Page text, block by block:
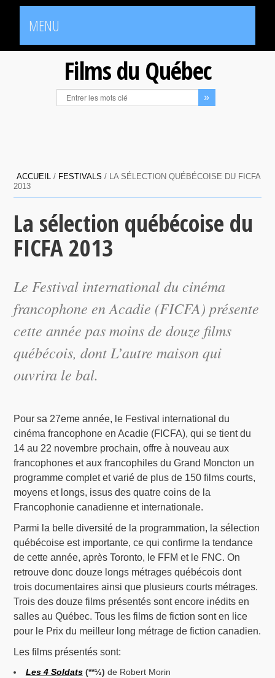
MENU
Films du Québec
ACCUEIL / FESTIVALS / LA SÉLECTION QUÉBÉCOISE DU FICFA
2013
La sélection québécoise du
FICFA 2013
Le Festival international du cinéma
francophone en Acadie (FICFA) présente
cette année pas moins de douze films
québécois, dont L’autre maison qui
ouvrira le bal.
Pour sa 27eme année, le Festival international du
cinéma francophone en Acadie (FICFA), qui se tient du
14 au 22 novembre prochain, offre à nouveau aux
francophones et aux francophiles du Grand Moncton un
programme complet et varié de plus de 150 films courts,
moyens et longs, issus des quatre coins de la
Francophonie canadienne et internationale.
Parmi la belle diversité de la programmation, la sélection
québécoise est importante, ce qui confirme la tendance
de cette année, après Toronto, le FFM et le FNC. On
retrouve donc douze longs métrages québécois dont
trois documentaires ainsi que plusieurs courts métrages.
Trois des douze films présentés sont encore inédits en
salles au Québec. Tous les films de fiction sont en lice
pour le Prix du meilleur long métrage de fiction canadien.
Les films présentés sont:
Les 4 Soldats(**½) de Robert Morin